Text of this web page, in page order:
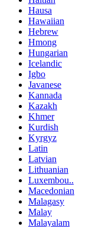
Hausa
Hawaiian
Hebrew
Hmong
Hungarian
Icelandic
Igbo
Javanese
Kannada
Kazakh
Khmer
Kurdish
Kyrgyz
Latin
Latvian
Lithuanian
Luxembou..
Macedonian
Malagasy
Malay
Malayalam